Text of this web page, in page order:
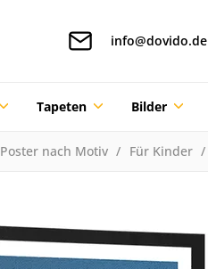
info@dovido.de
Tapeten Bilder
Poster nach Motiv Für Kinder